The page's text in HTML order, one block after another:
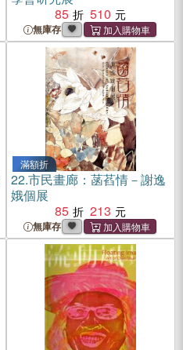
85
510
無庫存
滿額折
22.市民畫廊：菡萏情－謝逸
娥個展
85
213
無庫存